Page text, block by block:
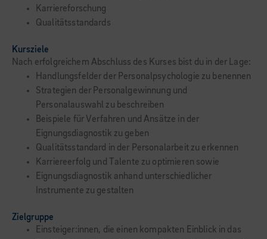
Karriereforschung
Qualitätsstandards
Kursziele
Nach erfolgreichem Abschluss des Kurses bist du in der Lage:
Handlungsfelder der Personalpsychologie zu benennen
Strategien der Personalgewinnung und
Personalauswahl zu beschreiben
Beispiele für Verfahren und Ansätze in der
Eignungsdiagnostik zu geben
Qualitätsstandard in der Personalarbeit zu erkennen
Karriereerfolg und Talente zu optimieren sowie
Eignungsdiagnostik anhand unterschiedlicher
Instrumente zu gestalten
Zielgruppe
Einsteiger:innen, die einen kompakten Einblick in das